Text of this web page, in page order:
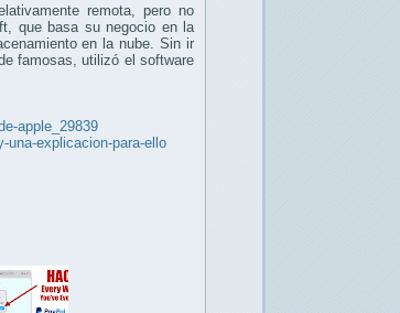
remota, pero no
que basa su negocio en la
en la nube. Sin ir
famosas, utilizó el software
apple_29839
una-explicacion-para-ello